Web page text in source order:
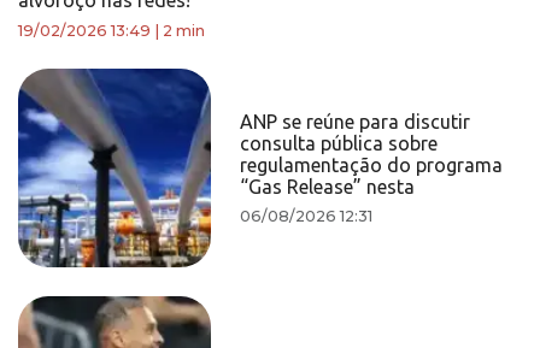
19/02/2026 13:49 2 min
ANP se reúne para discutir
consulta pública sobre
regulamentação do programa
“Gas Release” nesta
06/08/2026 12:31